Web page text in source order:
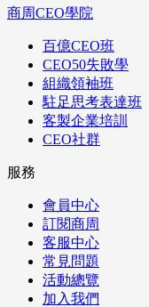
商周CEO學院
百億CEO班
CEO50失敗學
組織領袖班
駐足思考表達班
客製企業培訓
CEO社群
服務
會員中心
訂閱商周
客服中心
常見問題
活動總覽
加入我們